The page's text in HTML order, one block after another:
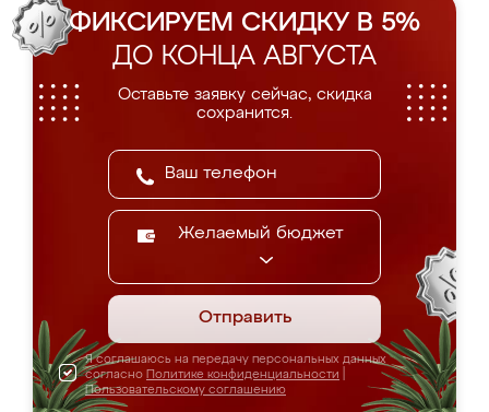
ФИКСИРУЕМ СКИДКУ В 5%
ДО КОНЦА АВГУСТА
Оставьте заявку сейчас, скидка
сохранится.
Желаемый бюджет
Отправить
Я соглашаюсь на передачу персональных данных
согласно Политике конфиденциальности
Пользовательскому соглашению